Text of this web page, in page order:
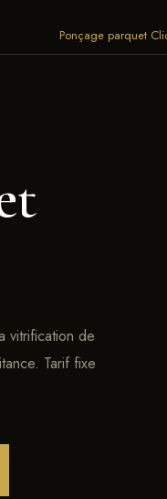
Ponçage parquet
vitrification de
Tarif fixe